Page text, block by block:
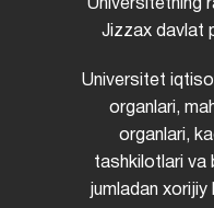
Universitetning
Jizzax davlat
Universitet
organlari,
organlari,
tashkilotlari va
jumladan